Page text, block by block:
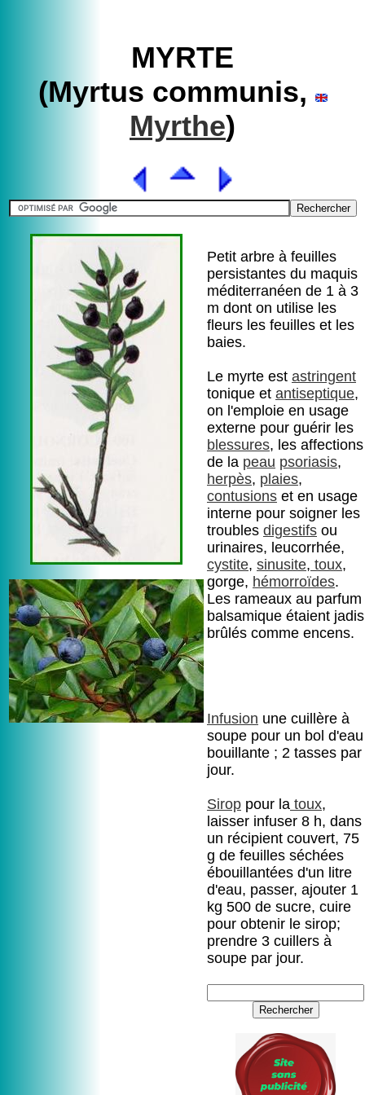
MYRTE
(Myrtus communis,
Myrthe)
Petit arbre à feuilles
persistantes du maquis
méditerranéen de 1 à 3
m dont on utilise les
fleurs les feuilles et les
baies.
Le myrte est astringent
tonique et antiseptique,
on l'emploie en usage
externe pour guérir les
blessures, les affections
de la peau psoriasis,
herpès, plaies,
contusions et en usage
interne pour soigner les
troubles digestifs ou
urinaires, leucorrhée,
cystite, sinusite, toux,
gorge, hémorroïdes.
Les rameaux au parfum
balsamique étaient jadis
brûlés comme encens.
Infusion une cuillère à
soupe pour un bol d'eau
bouillante ; 2 tasses par
jour.
Sirop pour la toux,
laisser infuser 8 h, dans
un récipient couvert, 75
g de feuilles séchées
ébouillantées d'un litre
d'eau, passer, ajouter 1
kg 500 de sucre, cuire
pour obtenir le sirop;
prendre 3 cuillers à
soupe par jour.